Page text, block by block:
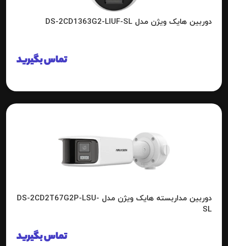
دوربین هایک ویژن مدل DS-2CD1363G2-LIUF-SL
تماس بگیرید
دوربین مداربسته هایک ویژن مدل DS-2CD2T67G2P-LSU-
SL
تماس بگیرید